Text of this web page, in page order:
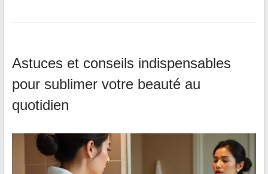
Astuces et conseils indispensables
pour sublimer votre beauté au
quotidien